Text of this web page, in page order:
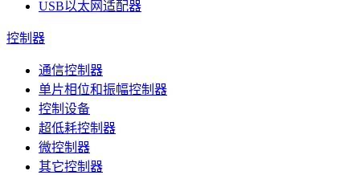
USB以太网适配器
控制器
通信控制器
单片相位和振幅控制器
控制设备
超低耗控制器
微控制器
其它控制器